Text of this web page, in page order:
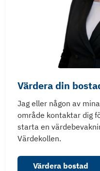
Värdera din
Jag eller någon av
område kontaktar dig
starta en
Värdekollen.
Värdera bostad